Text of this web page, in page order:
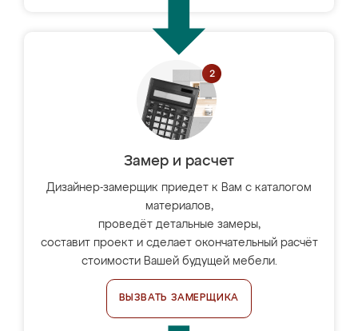
Замер и расчет
Дизайнер-замерщик приедет к Вам с каталогом
материалов,
проведёт детальные замеры,
составит проект и сделает окончательный расчёт
стоимости Вашей будущей мебели.
ВЫЗВАТЬ ЗАМЕРЩИКА